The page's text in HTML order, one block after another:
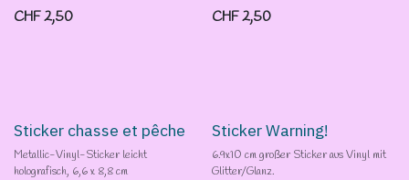
CHF2,50 CHF2,50
Sticker chasse et pêche
Metallic-Vinyl-Sticker leicht
holografisch, 6,6 x 8,8 cm
Sticker Warning!
6.9x10 cm großer Sticker aus Vinyl mit
Glitter/Glanz.